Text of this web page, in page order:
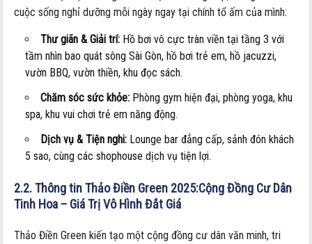
cuộc sống nghỉ dưỡng mỗi ngày ngay tại chính tổ ấm của mình:
Thư giãn & Giải trí: Hồ bơi vô cực tràn viền tại tầng 3 với
tầm nhìn bao quát sông Sài Gòn, hồ bơi trẻ em, hồ jacuzzi,
vườn BBQ, vườn thiền, khu đọc sách.
Chăm sóc sức khỏe: Phòng gym hiện đại, phòng yoga, khu
spa, khu vui chơi trẻ em năng động.
Dịch vụ & Tiện nghi: Lounge bar đẳng cấp, sảnh đón khách
5 sao, cùng các shophouse dịch vụ tiện lợi.
2.2. Thông tin Thảo Điền Green 2025:Cộng Đồng Cư Dân
Tinh Hoa – Giá Trị Vô Hình Đắt Giá
Thảo Điền Green kiến tạo một cộng đồng cư dân văn minh, tri